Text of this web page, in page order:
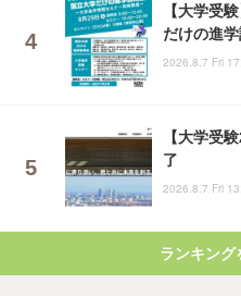
【大学受
だけの進
2026.8.7 Fri
【大学受
了
2026.8.7 Fri
ランキング